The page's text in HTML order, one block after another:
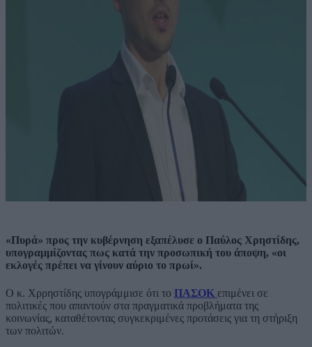
«Πυρά» προς την κυβέρνηση εξαπέλυσε ο Παύλος Χρηστίδης,
υπογραμμίζοντας πως κατά την προσωπική του άποψη, «οι
εκλογές πρέπει να γίνουν αύριο το πρωί».
O κ. Χρρηστίδης υπογράμμισε ότι το ΠΑΣΟΚ επιμένει σε
πολιτικές που απαντούν στα πραγματικά προβλήματα της
κοινωνίας, καταθέτοντας συγκεκριμένες προτάσεις για τη στήριξη
των πολιτών.